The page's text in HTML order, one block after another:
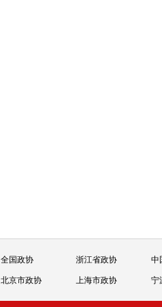
全国政协 浙江省政协 中
北京市政协 上海市政协 宁